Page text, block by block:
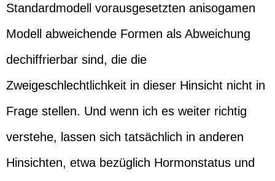
Standardmodell vorausgesetzten anisogamen
Modell abweichende Formen als Abweichung
dechiffrierbar sind, die die
Zweigeschlechtlichkeit in dieser Hinsicht nicht in
Frage stellen. Und wenn ich es weiter richtig
verstehe, lassen sich tatsächlich in anderen
Hinsichten, etwa bezüglich Hormonstatus und